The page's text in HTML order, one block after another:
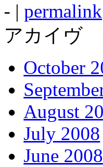
- | permalink
アカイヴ
October
August
July 2008
June 2008